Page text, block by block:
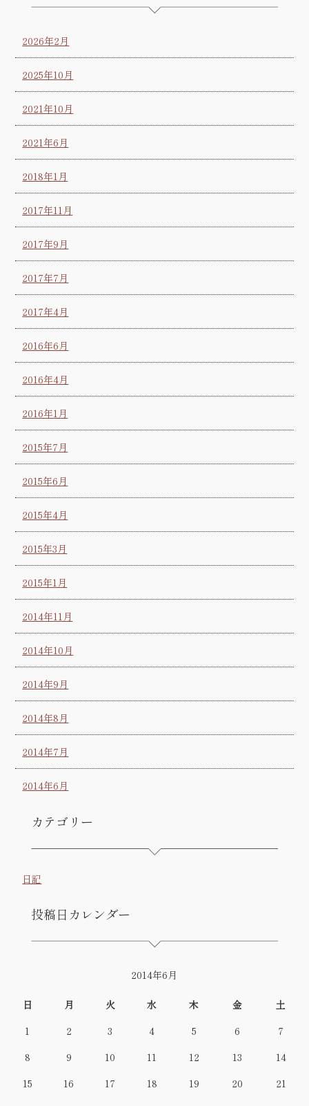
2026年2月
2025年10月
2021年10月
2021年6月
2018年1月
2017年11月
2017年9月
2017年7月
2017年4月
2016年6月
2016年4月
2016年1月
2015年7月
2015年6月
2015年4月
2015年3月
2015年1月
2014年11月
2014年10月
2014年9月
2014年8月
2014年7月
2014年6月
カテゴリー
日記
投稿日カレンダー
2014年6月
日 月 火 水 木 金
土
1
2 3 4 5 6
7
8
9 10 11 12 13
14
15
16 17 18 19 20
21